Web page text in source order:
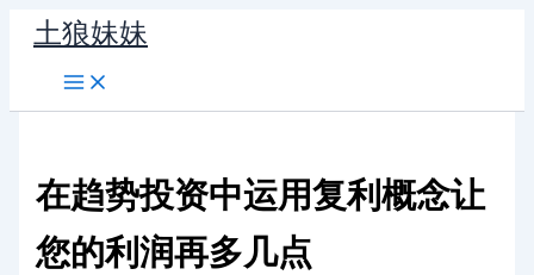
容
土狼妹妹
在趋势投资中运用复利概念让
您的利润再多几点